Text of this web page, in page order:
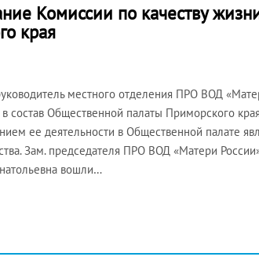
Комиссии по качеству
края
местного отделения ПРО ВОД
состав Общественной палаты Приморского
ее деятельности в Общественной палате
Зам. председателя ПРО ВОД «Матери
вошли…